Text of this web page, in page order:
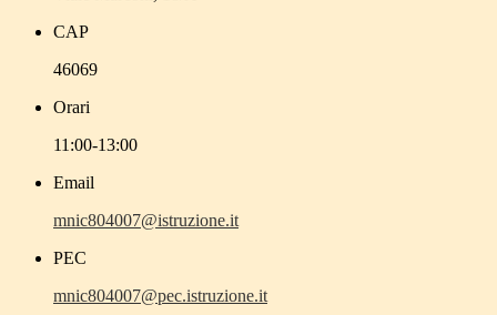
CAP
46069
Orari
11:00-13:00
Email
mnic804007@istruzione.it
PEC
mnic804007@pec.istruzione.it